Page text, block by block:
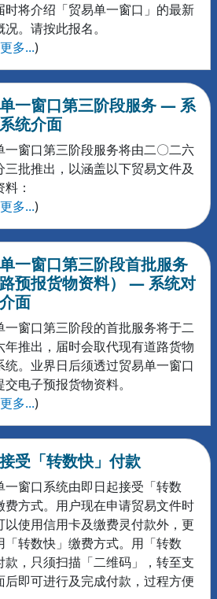
时将介绍「贸易单一窗口」的最新
。请按此报名。
多...)
一窗口第三阶段服务 — 系
统介面
一窗口第三阶段服务将由二〇二六
三批推出，以涵盖以下贸易文件及
：
多...)
一窗口第三阶段首批服务
路预报货物资料） — 系统对
面
一窗口第三阶段的首批服务将于二
年推出，届时会取代现有道路货物
统。业界日后须透过贸易单一窗口
交电子预报货物资料。
多...)
受「转数快」付款
一窗口系统由即日起接受「转数
费方式。用户现在申请贸易文件时
以使用信用卡及缴费灵付款外，更
「转数快」缴费方式。用「转数
款，只须扫描「二维码」，转至支
后即可进行及完成付款，过程方便